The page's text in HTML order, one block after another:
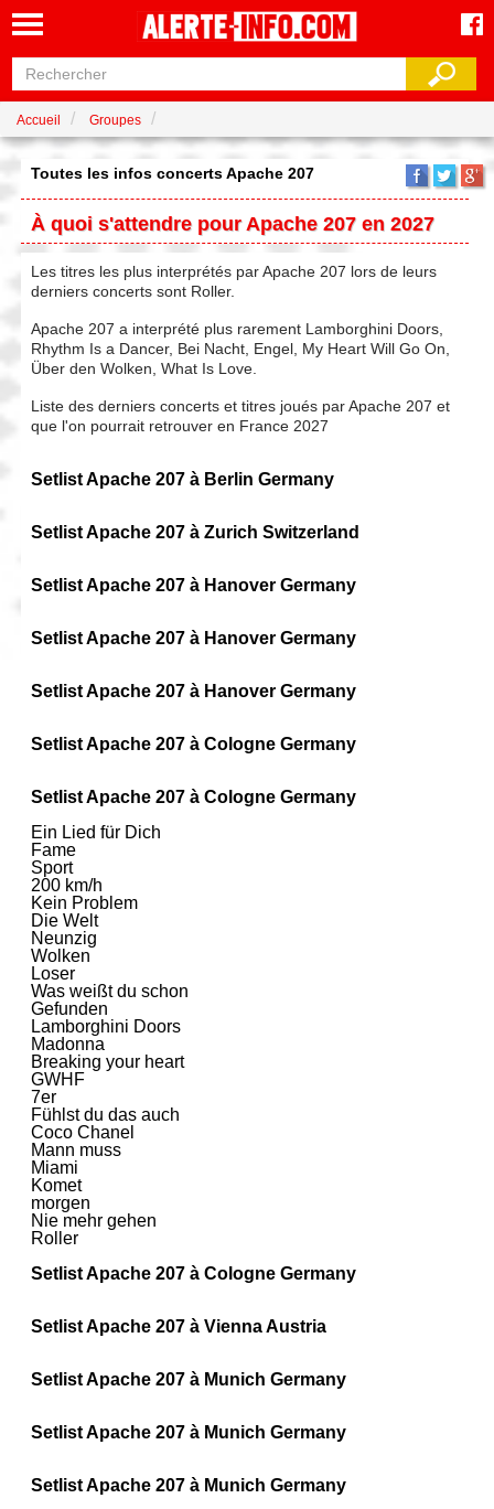
Accueil Groupes
Toutes les infos concerts Apache 207
À quoi s'attendre pour Apache 207 en 2027
Les titres les plus interprétés par Apache 207 lors de leurs
derniers concerts sont Roller.
Apache 207 a interprété plus rarement Lamborghini Doors,
Rhythm Is a Dancer, Bei Nacht, Engel, My Heart Will Go On,
Über den Wolken, What Is Love.
Liste des derniers concerts et titres joués par Apache 207 et
que l'on pourrait retrouver en France 2027
Setlist Apache 207 à Berlin Germany
Setlist Apache 207 à Zurich Switzerland
Setlist Apache 207 à Hanover Germany
Setlist Apache 207 à Hanover Germany
Setlist Apache 207 à Hanover Germany
Setlist Apache 207 à Cologne Germany
Setlist Apache 207 à Cologne Germany
Ein Lied für Dich
Fame
Sport
200 km/h
Kein Problem
Die Welt
Neunzig
Wolken
Loser
Was weißt du schon
Gefunden
Lamborghini Doors
Madonna
Breaking your heart
GWHF
7er
Fühlst du das auch
Coco Chanel
Mann muss
Miami
Komet
morgen
Nie mehr gehen
Roller
Setlist Apache 207 à Cologne Germany
Setlist Apache 207 à Vienna Austria
Setlist Apache 207 à Munich Germany
Setlist Apache 207 à Munich Germany
Setlist Apache 207 à Munich Germany